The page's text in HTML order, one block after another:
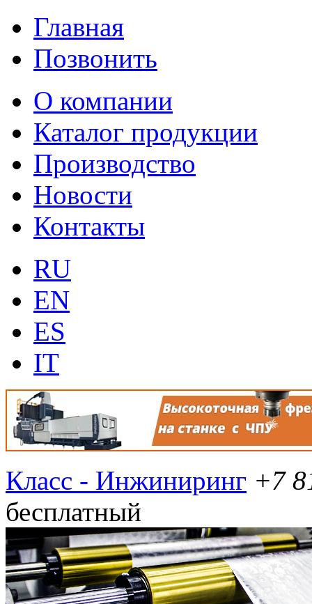
Главная
Позвонить
О компании
Каталог продукции
Производство
Новости
Контакты
RU
EN
ES
IT
Класс - Инжиниринг +7
бесплатный